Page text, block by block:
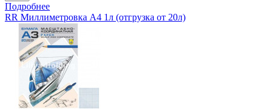
Подробнее
RR Миллиметровка А4 1л (отгрузка от 20л)